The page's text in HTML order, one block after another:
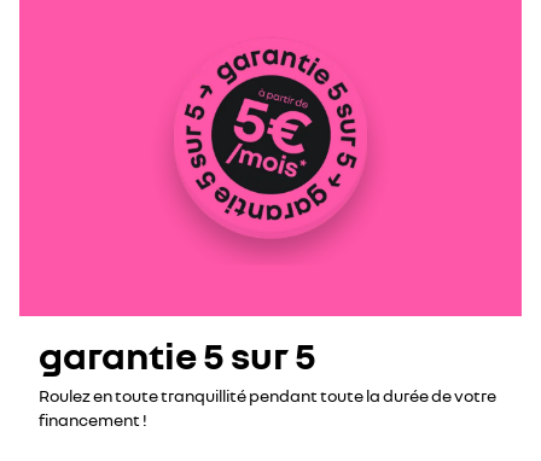
garantie 5 sur 5
Roulez en toute tranquillité pendant toute la durée de votre
financement !